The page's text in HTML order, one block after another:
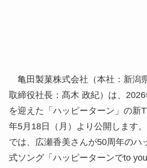
亀田製菓株式会社（本社：新潟
取締役社長：髙木 政紀）は、
を迎えた「ハッピーターン」の新
年5月18日（月）より公開します
では、広瀬香美さんが50周年のハ
式ソング「ハッピーターンでto